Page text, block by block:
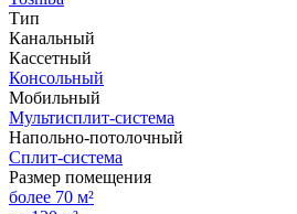
Тип
Канальный
Кассетный
Консольный
Мобильный
Мультисплит-система
Напольно-потолочный
Сплит-система
Размер помещения
более 70 м²